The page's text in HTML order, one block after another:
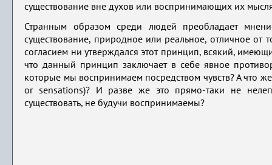
существование вне духов или воспринимающих их
Странным образом среди людей преобладает
существование, природное или реальное, отличное
согласием ни утверждался этот принцип, всякий,
что данный принцип заключает в себе явное
которые мы воспринимаем посредством чувств? А что
or sensations)? И разве же это прямо-таки не
существовать, не будучи воспринимаемы?